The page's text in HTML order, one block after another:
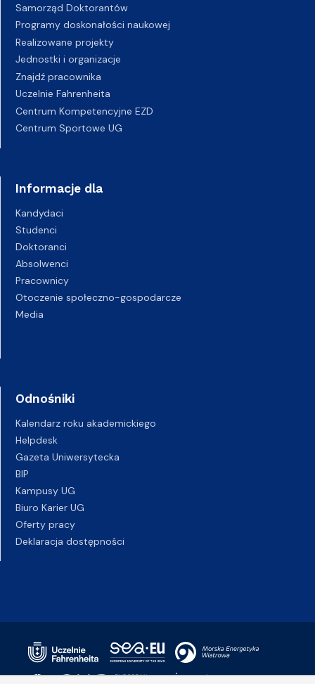
Samorząd Doktorantów
Programy doskonałości naukowej
Realizowane projekty
Jednostki i organizacje
Znajdź pracownika
Uczelnie Fahrenheita
Centrum Kompetencyjne EZD
Centrum Sportowe UG
Informacje dla
Kandydaci
Studenci
Doktoranci
Absolwenci
Pracownicy
Otoczenie społeczno-gospodarcze
Media
Odnośniki
Kalendarz roku akademickiego
Helpdesk
Gazeta Uniwersytecka
BIP
Kampusy UG
Biuro Karier UG
Oferty pracy
Deklaracja dostępności